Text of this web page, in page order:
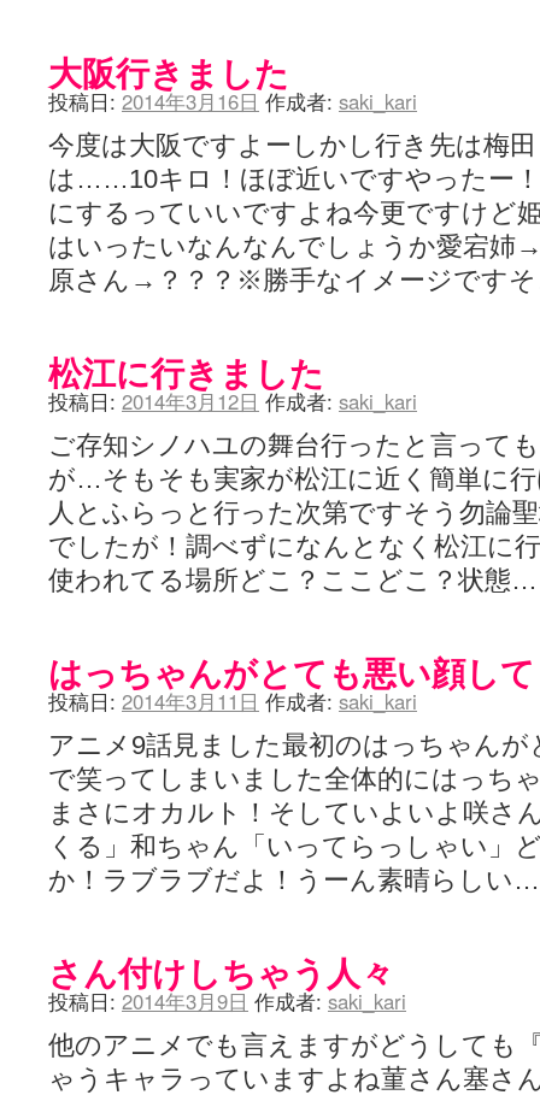
大阪行きました
投稿日: 2014年3月16日 作成者: saki_kari
今度は大阪ですよーしかし行き先は梅
は……10キロ！ほぼ近いですやったー
にするっていいですよね今更ですけど
はいったいなんなんでしょうか愛宕
原さん→？？？※勝手なイメージです
松江に行きました
投稿日: 2014年3月12日 作成者: saki_kari
ご存知シノハユの舞台行ったと言って
が…そもそも実家が松江に近く簡単に
人とふらっと行った次第ですそう勿論
でしたが！調べずになんとなく松江に
使われてる場所どこ？ここどこ？状態
はっちゃんがとても悪い顔し
投稿日: 2014年3月11日 作成者: saki_kari
アニメ9話見ました最初のはっちゃんが
で笑ってしまいました全体的にはっち
まさにオカルト！そしていよいよ咲さ
くる」和ちゃん「いってらっしゃい」
か！ラブラブだよ！うーん素晴らしい
さん付けしちゃう人々
投稿日: 2014年3月9日 作成者: saki_kari
他のアニメでも言えますがどうしても
ゃうキャラっていますよね菫さん塞さ